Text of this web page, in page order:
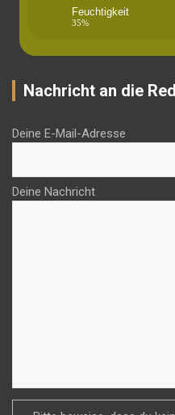
Feuchtigkeit
35%
Nachricht an die
Deine E-Mail-Adresse
Deine Nachricht